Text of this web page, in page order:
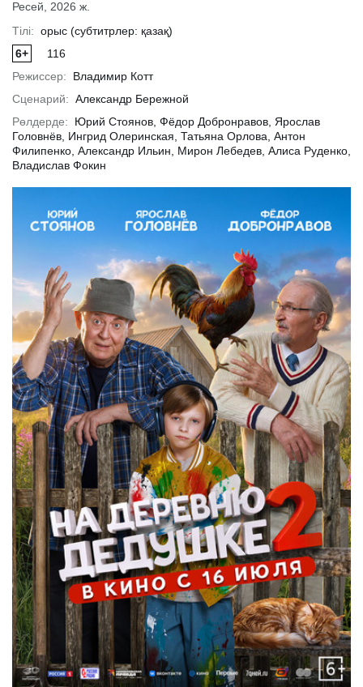
Толығырақ
Ресей, 2026 ж.
Тілі: орыс (субтитрлер: қазақ)
6+
116
Режиссер:
Владимир Котт
Сценарий: Александр Бережной
Рөлдерде:
Юрий Стоянов, Фёдор Добронравов, Ярослав
Головнёв, Ингрид Олеринская, Татьяна Орлова, Антон
Филипенко, Александр Ильин, Мирон Лебедев, Алиса Руденко,
Владислав Фокин